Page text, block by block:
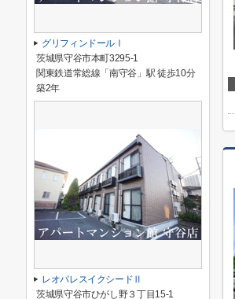
グリフィンドールⅠ
茨城県守谷市本町3295-1
関東鉄道常総線「南守谷」駅 徒歩10分
築2年
レオパレスイクシードⅡ
茨城県守谷市ひがし野３丁目15-1